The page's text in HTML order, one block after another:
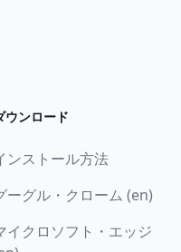
ウンロード
ンストール方法
ーグル・クローム (en)
イクロソフト・エッジ